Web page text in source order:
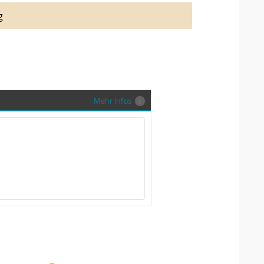
auch richtig in Szene zu setzen,
Trauringe-EFES Tragetasche inkl.
Sendung zu schützen und
Mehr Infos